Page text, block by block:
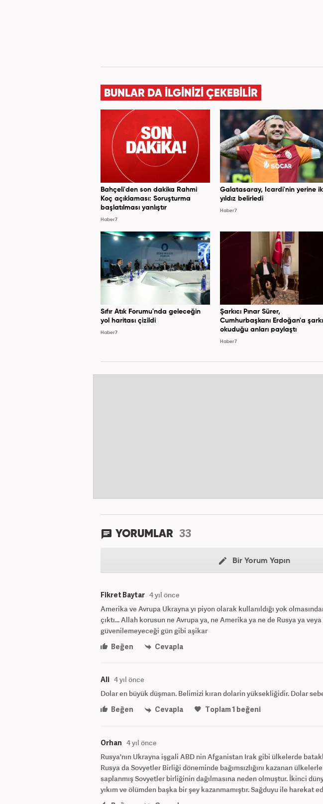
BUNLAR DA İLGİNİZİ ÇEKEBİLİR
Bahçeli'den son dakika Rahmi
Koç açıklaması: Soruşturma
başlatılması yanlıştır
Haber7
Galatasaray, Icardi'nin yerine
yıldız belirledi
Haber7
Sıfır Atık Forumu'nda geleceğin
yol haritası çizildi
Haber7
Şarkıcı Pınar Sürer,
Cumhurbaşkanı Erdoğan'a şarkı
okuduğu anları paylaştı
Haber7
YORUMLAR 33
Bir Yorum Yapın
Fikret Baytar 4 yıl önce
Amerika ve Avrupa Ukrayna yı piyon olarak kullanıldığı yok
çıktı... Allah korusun ne Avrupa ya, ne Amerika ya ne de Rusya ya
güvenilemeyeceği gün gibi aşikar
Beğen
Cevapla
Ali 4 yıl önce
Dolar en büyük düşman. Belimizi kıran dolarin yüksekliğidir. Dolar
Beğen
Cevapla Toplam1 beğeni
Orhan 4 yıl önce
Rusya'nın Ukrayna işgali ABD nin Afganistan Irak gibi ülkelerde
Rusya da Sovyetler Birliği döneminde bağımsızlığını kazanan
saplanmış Sovyetler birliğinin dağılmasına neden olmuştur. İkinci
yıkım ve ölümden başka bir şey kazanmamıştır. Sağduyu ile harekat